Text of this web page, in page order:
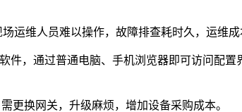
运维人员难以操作，故障排查耗时久，运维成
件，通过普通电脑、手机浏览器即可访问配
更换网关，升级麻烦，增加设备采购成本。